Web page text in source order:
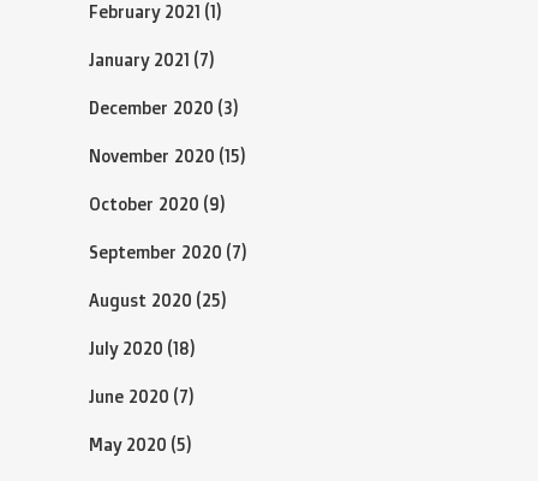
February 2021 (1)
January 2021 (7)
December 2020 (3)
November 2020 (15)
October 2020 (9)
September 2020 (7)
August 2020 (25)
July 2020 (18)
June 2020 (7)
May 2020 (5)